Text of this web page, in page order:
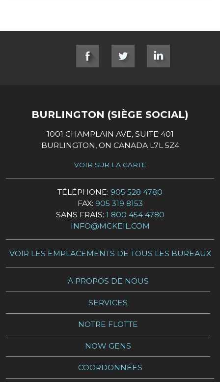
SOCIAL LINKS
BURLINGTON (SIÈGE SOCIAL)
1001 CHAMPLAIN AVE, SUITE 401
BURLINGTON, ON CANADA L7L 5Z4
VOIR SUR LA CARTE
TÉLÉPHONE: 905 528 4780
FAX: 905 319 8153
SANS FRAIS: 1 800 454 4780
INFO@MCKEIL.COM
VOIR LES EMPLACEMENTS DE TOUS LES BUREAUX
À PROPOS DE NOUS
SERVICES
NOTRE FLOTTE
NOW GENS
COORDONNÉES